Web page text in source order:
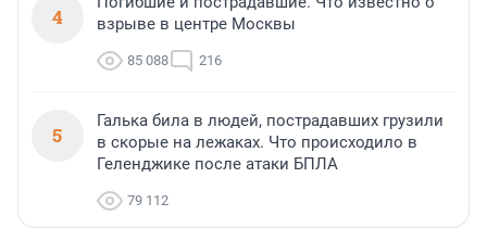
4
взрыве в центре Москвы
85 088 216
5
Галька била в людей, пострадавших грузили
в скорые на лежаках. Что происходило в
Геленджике после атаки БПЛА
79 112